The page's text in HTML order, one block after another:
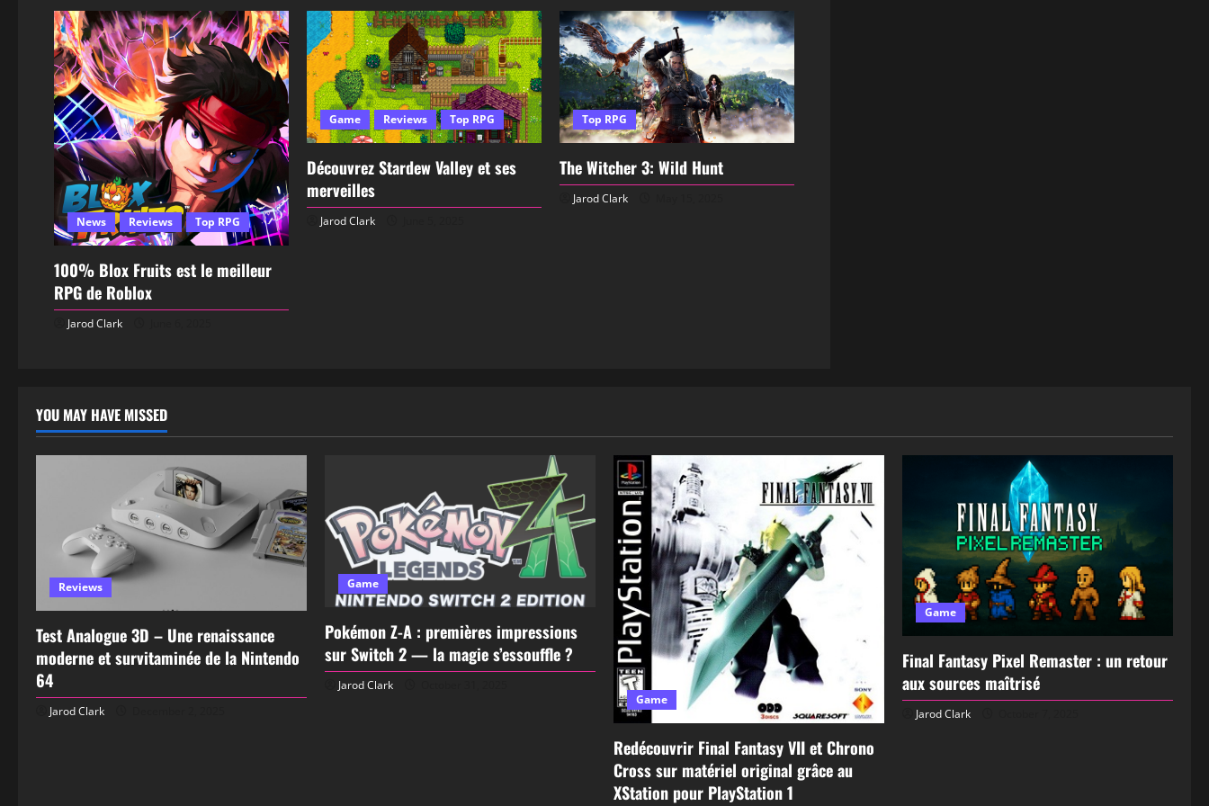
News Reviews Top RPG
100% Blox Fruits est le meilleur
RPG de Roblox
Jarod Clark
Game Reviews Top RPG
Découvrez Stardew Valley et ses
merveilles
Jarod Clark
Top RPG
The Witcher 3: Wild Hunt
Jarod Clark
YOU MAY HAVE MISSED
Reviews
Test Analogue 3D – Une renaissance
moderne et survitaminée de la Nintendo
64
Jarod Clark
Game
Pokémon Z-A : premières impressions
sur Switch 2 — la magie s’essouffle ?
Jarod Clark
Game
Redécouvrir Final Fantasy VII et Chrono
Cross sur matériel original grâce au
XStation pour PlayStation 1
Game
Final Fantasy Pixel Remaster : un retour
aux sources maîtrisé
Jarod Clark